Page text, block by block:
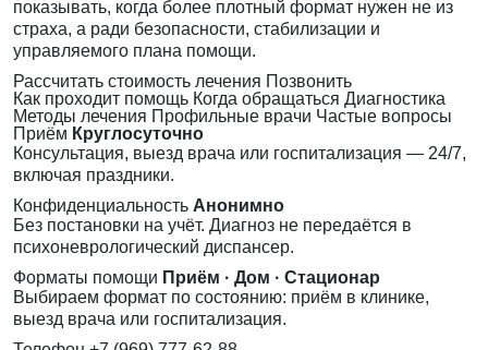
показывать, когда более плотный формат нужен не из
страха, а ради безопасности, стабилизации и
управляемого плана помощи.
Рассчитать стоимость лечения Позвонить
Как проходит помощь Когда обращаться Диагностика
Методы лечения Профильные врачи Частые вопросы
Приём Круглосуточно
Консультация, выезд врача или госпитализация — 24/7,
включая праздники.
Конфиденциальность Анонимно
Без постановки на учёт. Диагноз не передаётся в
психоневрологический диспансер.
Форматы помощи Приём · Дом · Стационар
Выбираем формат по состоянию: приём в клинике,
выезд врача или госпитализация.